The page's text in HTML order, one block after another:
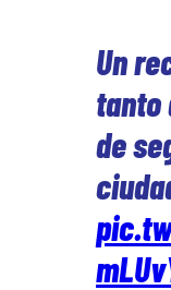
Un
tanto
de